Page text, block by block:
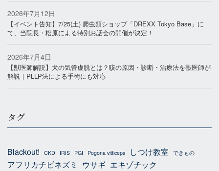
2026年7月12日
【イベント告知】7/25(土) 爬虫類ショップ「DREXX Tokyo Base」に
て、当院長・松原による特別お話会の開催が決定！
2026年7月4日
【獣医師解説】犬の気管虚脱とは？咳の原因・診断・治療法を獣医師が
解説｜PLLP法による手術にも対応
タグ
Blackout! CKD IRIS PGI Pogona vitticeps しつけ教室 できもの
アフリカチビネズミ ウサギ エキゾチック